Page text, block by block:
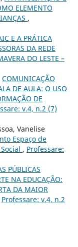
ELEMENTO
,
E A PRÁTICA
DA REDE
DO LESTE –
COMUNICAÇÃO
DE AULA: O USO
DE
v.4, n.2 (7)
Vanelise
Espaço de
, Professare:
PÚBLICAS
NA EDUCAÇÃO:
DA MAIOR
Professare: v.4, n.2